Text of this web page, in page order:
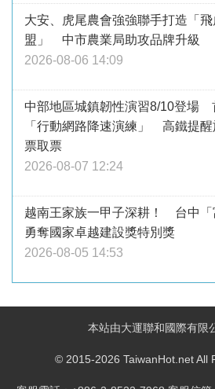
大安、虎尾農會強強聯手打造「
盟」 中市農業局助攻品牌升級
2026-08-06 14:09
中部地區城鎮韌性演習8/10登場
「行動網路降速演練」 高鐵提
票取票
2026-08-07 12:24
越南王家族一甲子深耕！ 台中「
勇奪國家卓越建設獎特別獎
2026-08-05 14:53
本站由大運聯和國際有限
© 2015-2026 TaiwanHot.net All